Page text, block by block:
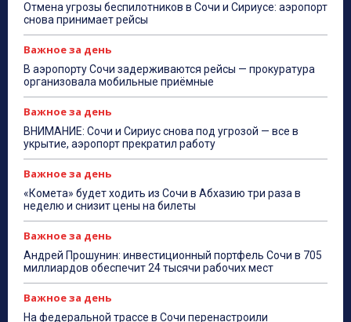
Отмена угрозы беспилотников в Сочи и Сириусе: аэропорт
снова принимает рейсы
Важное за день
В аэропорту Сочи задерживаются рейсы — прокуратура
организовала мобильные приёмные
Важное за день
ВНИМАНИЕ: Сочи и Сириус снова под угрозой — все в
укрытие, аэропорт прекратил работу
Важное за день
«Комета» будет ходить из Сочи в Абхазию три раза в
неделю и снизит цены на билеты
Важное за день
Андрей Прошунин: инвестиционный портфель Сочи в 705
миллиардов обеспечит 24 тысячи рабочих мест
Важное за день
На федеральной трассе в Сочи перенастроили